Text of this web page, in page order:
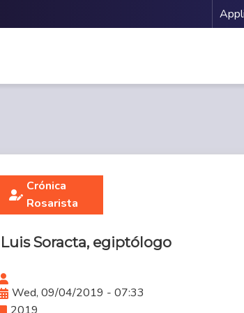
Crónica
Rosarista
Luis Soracta, egiptólogo
Wed, 09/04/2019 - 07:33